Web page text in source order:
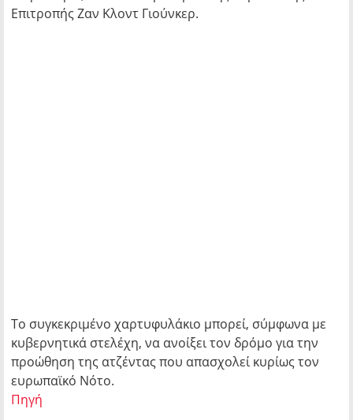
Επιτροπής Ζαν Κλοντ Γιούνκερ.
Το συγκεκριμένο χαρτυφυλάκιο μπορεί, σύμφωνα με
κυβερνητικά στελέχη, να ανοίξει τον δρόμο για την
προώθηση της ατζέντας που απασχολεί κυρίως τον
ευρωπαϊκό Νότο.
Πηγή